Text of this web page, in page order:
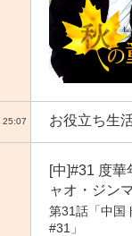
25:07 お役立ち生
[中]#31 度
ャオ・ジン
第31話「中国
#31」